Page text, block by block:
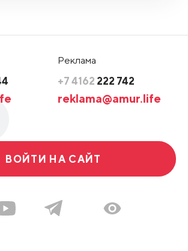
Реклама
+7 4162 222 742
reklama@amur.life
ВОЙТИ НА САЙТ